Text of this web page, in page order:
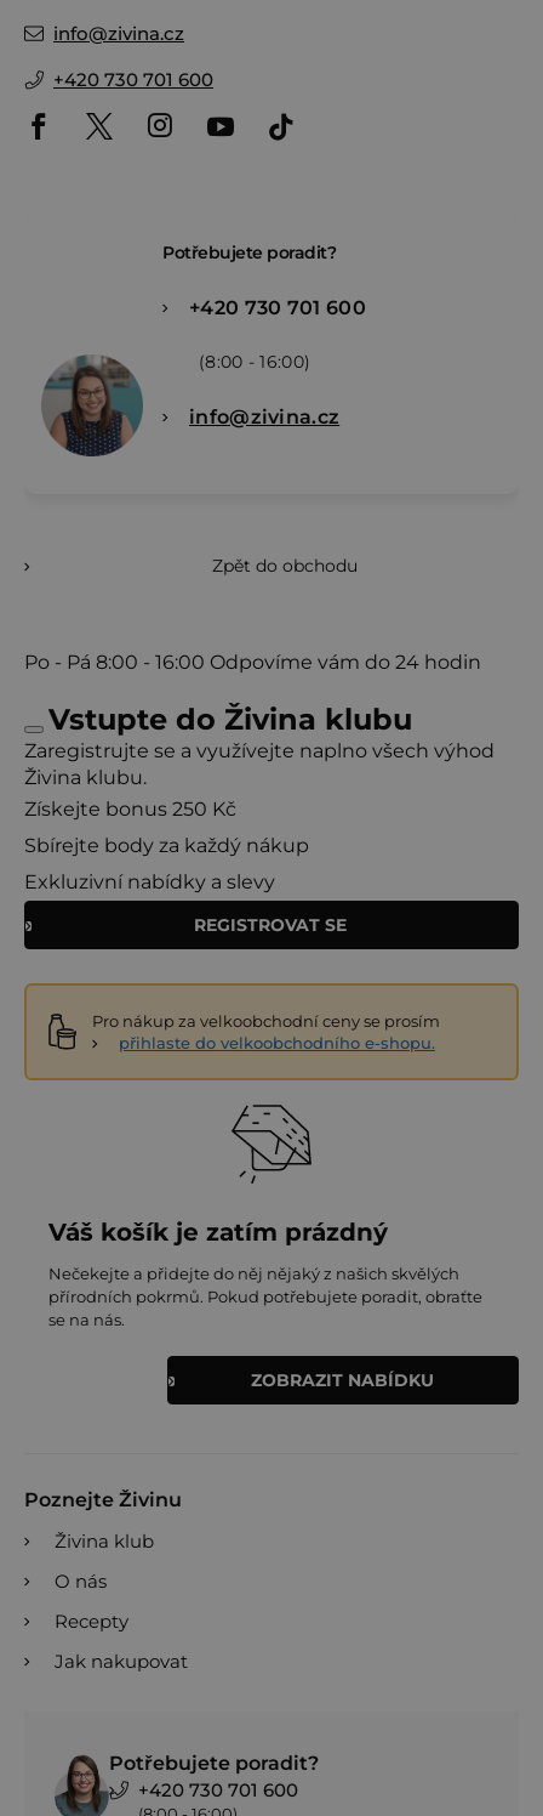
info@zivina.cz
+420 730 701 600
Potřebujete poradit?
+420 730 701 600
(8:00 - 16:00)
info@zivina.cz
Zpět do obchodu
Po - Pá 8:00 - 16:00 Odpovíme vám do 24 hodin
Vstupte do Živina klubu
Zaregistrujte se a využívejte naplno všech výhod
Živina klubu.
Získejte bonus 250 Kč
Sbírejte body za každý nákup
Exkluzivní nabídky a slevy
REGISTROVAT SE
Pro nákup za velkoobchodní ceny se prosím
přihlaste do velkoobchodního e-shopu.
Váš košík je zatím prázdný
Nečekejte a přidejte do něj nějaký z našich skvělých
přírodních pokrmů. Pokud potřebujete poradit, obraťte
se na nás.
ZOBRAZIT NABÍDKU
Poznejte Živinu
Živina klub
O nás
Recepty
Jak nakupovat
Potřebujete poradit?
+420 730 701 600